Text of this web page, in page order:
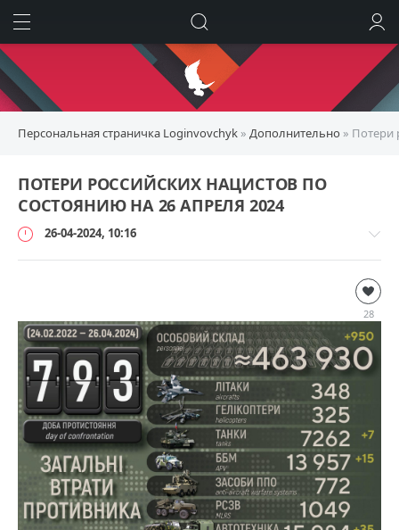
Персональная страничка Loginvovchyk » Дополнительно » Потери
ПОТЕРИ РОССИЙСКИХ НАЦИСТОВ ПО
СОСТОЯНИЮ НА 26 АПРЕЛЯ 2024
26-04-2024, 10:16
3
28